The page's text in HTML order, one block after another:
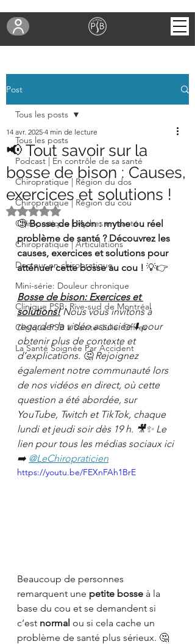
Post
Tous les posts
Podcast | En contrôle de sa santé
Chiropratique | Région du dos
Chiropratique | Région du cou
Chiropratique | Mythes en santé
Chiropratique | Articulations
Docteur en chiropratique
Mini-série: Douleur chronique
Clinique PSB: Rive-sud de Montréal
Clinique PSB à Sainte-Julie: Offres
La Santé Soignée Par Accident
Tous les posts
📢 Tout savoir sur la
bosse de bison : Causes,
exercices et solutions !
14 avr. 2025 4 min de lecture
Noté NaN étoiles sur 5.
🧐 Bosse de bison : mythe ou réel
problème de santé ? Découvrez les
causes, exercices et solutions pour
atténuer cette bosse au cou ! 💡👉
Bosse de bison: Exercices et
solutions! Nous vous invitons à
regarder la vidéo associée ⬇️ pour
obtenir plus de contexte et
d’explications. 🤔 Rejoignez
également notre communauté lors
de nos vidéos en direct, où cette
question a été abordée, sur
YouTube, Twitch et TikTok, chaque
lundi et jeudi soir dès 19 h. 🎥✨ Le
lien pour tous les médias sociaux ici
➡️ @LeChiropraticien
https://youtu.be/FEXnFAh1BrE
Beaucoup de personnes
remarquent une petite bosse à la
base du cou et se demandent si
c’est normal ou si cela cache un
problème de santé plus sérieux. 🤔